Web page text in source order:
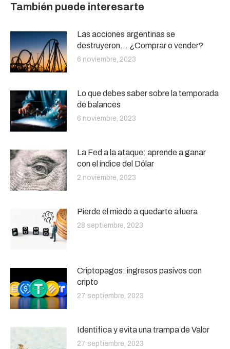
También puede interesarte
Las acciones argentinas se
destruyeron… ¿Comprar o vender?
6 noviembre, 2023
Lo que debes saber sobre la temporada
de balances
6 noviembre, 2023
La Fed a la ataque: aprende a ganar
con el índice del Dólar
2 noviembre, 2023
Pierde el miedo a quedarte afuera
28 septiembre, 2023
Criptopagos: ingresos pasivos con
cripto
27 septiembre, 2023
Identifica y evita una trampa de Valor
27 septiembre, 2023